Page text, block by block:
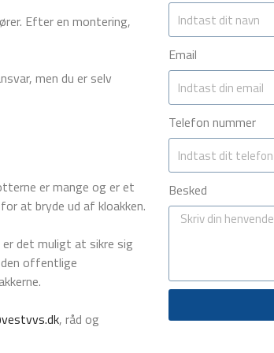
Efter en montering,
men du er selv
er mange og er et
at bryde ud af kloakken.
det muligt at sikre sig
offentlige
, råd og
Email
Telefon nummer
Besked